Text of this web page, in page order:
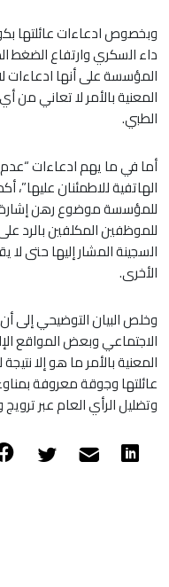
وبخصوص ادعاءات عائلتها
داء السكري وارتفاع
المؤسسة على أنها
المعنية بالأمر لا تعاني
الطبي.
أما في ما يهم ادعاءات “عدم
الهاتفية للاطمئنان
للمؤسسة موضوع رهن إشارة
للموظفين المكلفين بالرد
السجينة المشار إليها حتى لا
الأخرى.
وخلص البيان التوضيحي إلى
الاجتماعي وبعض المواقع
المعنية بالأمر ما هو إلا
عائلتها وجوقة معروفة
وتضليل الرأي العام عبر ترويج